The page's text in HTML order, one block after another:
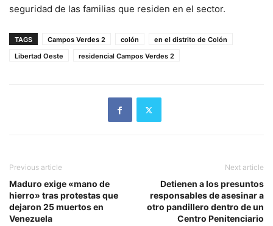
seguridad de las familias que residen en el sector.
TAGS Campos Verdes 2 colón
en el distrito de Colón
Libertad Oeste
residencial Campos Verdes 2
Previous article
Maduro exige «mano de
hierro» tras protestas que
dejaron 25 muertos en
Venezuela
Next article
Detienen a los presuntos
responsables de asesinar a
otro pandillero dentro de un
Centro Penitenciario